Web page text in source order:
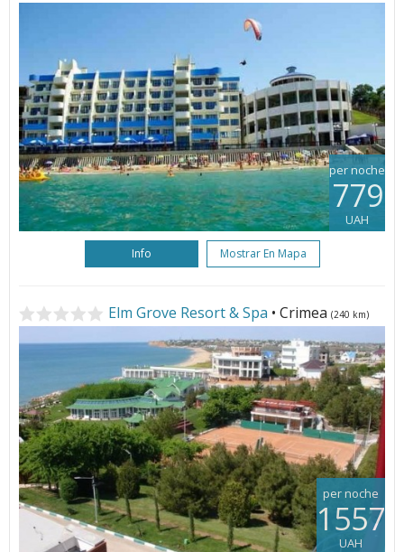
per noche
779
UAH
Info Mostrar En Mapa
Elm Grove Resort & Spa • Crimea (240 km)
per noche
1557
UAH